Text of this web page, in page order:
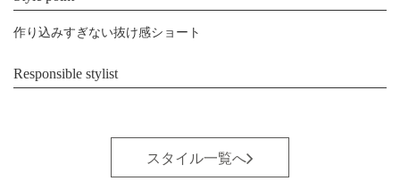
作り込みすぎない抜け感ショート
Responsible stylist
スタイル一覧へ